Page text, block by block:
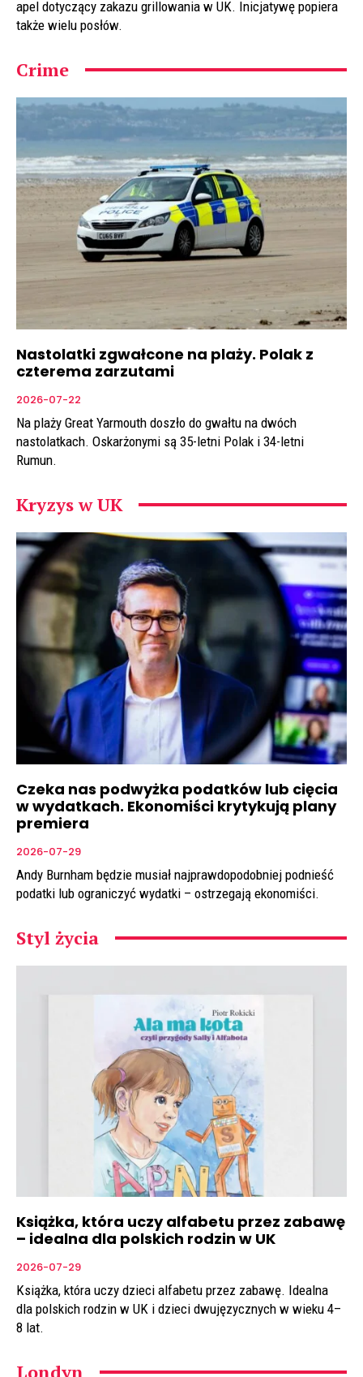
apel dotyczący zakazu grillowania w UK. Inicjatywę popiera
także wielu posłów.
Crime
Nastolatki zgwałcone na plaży. Polak z
czterema zarzutami
2026-07-22
Na plaży Great Yarmouth doszło do gwałtu na dwóch
nastolatkach. Oskarżonymi są 35-letni Polak i 34-letni
Rumun.
Kryzys w UK
Czeka nas podwyżka podatków lub cięcia
w wydatkach. Ekonomiści krytykują plany
premiera
2026-07-29
Andy Burnham będzie musiał najprawdopodobniej podnieść
podatki lub ograniczyć wydatki – ostrzegają ekonomiści.
Styl życia
Książka, która uczy alfabetu przez zabawę
– idealna dla polskich rodzin w UK
2026-07-29
Książka, która uczy dzieci alfabetu przez zabawę. Idealna
dla polskich rodzin w UK i dzieci dwujęzycznych w wieku 4–
8 lat.
Londyn